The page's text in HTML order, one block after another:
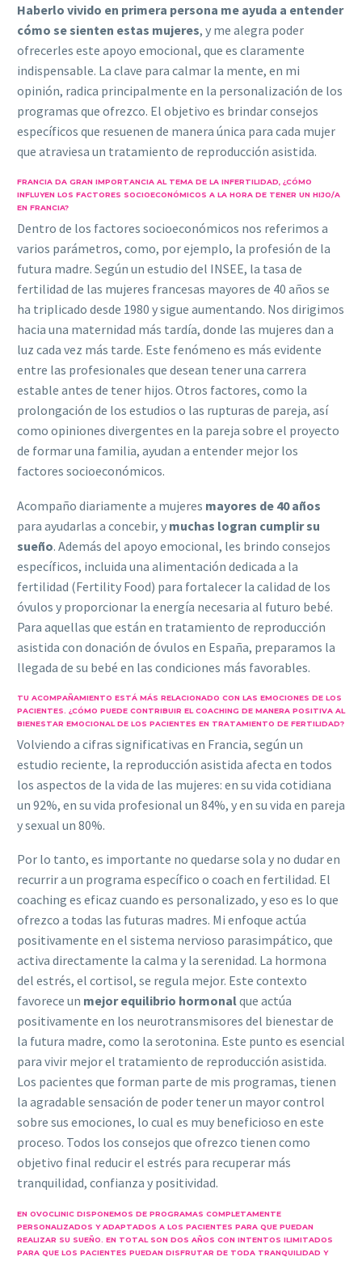
Haberlo vivido en primera persona me ayuda a entender
cómo se sienten estas mujeres, y me alegra poder
ofrecerles este apoyo emocional, que es claramente
indispensable. La clave para calmar la mente, en mi
opinión, radica principalmente en la personalización de los
programas que ofrezco. El objetivo es brindar consejos
específicos que resuenen de manera única para cada mujer
que atraviesa un tratamiento de reproducción asistida.
FRANCIA DA GRAN IMPORTANCIA AL TEMA DE LA INFERTILIDAD, ¿CÓMO
INFLUYEN LOS FACTORES SOCIOECONÓMICOS A LA HORA DE TENER UN HIJO/A
EN FRANCIA?
Dentro de los factores socioeconómicos nos referimos a
varios parámetros, como, por ejemplo, la profesión de la
futura madre. Según un estudio del INSEE, la tasa de
fertilidad de las mujeres francesas mayores de 40 años se
ha triplicado desde 1980 y sigue aumentando. Nos dirigimos
hacia una maternidad más tardía, donde las mujeres dan a
luz cada vez más tarde. Este fenómeno es más evidente
entre las profesionales que desean tener una carrera
estable antes de tener hijos. Otros factores, como la
prolongación de los estudios o las rupturas de pareja, así
como opiniones divergentes en la pareja sobre el proyecto
de formar una familia, ayudan a entender mejor los
factores socioeconómicos.
Acompaño diariamente a mujeres mayores de 40 años
para ayudarlas a concebir, y muchas logran cumplir su
sueño. Además del apoyo emocional, les brindo consejos
específicos, incluida una alimentación dedicada a la
fertilidad (Fertility Food) para fortalecer la calidad de los
óvulos y proporcionar la energía necesaria al futuro bebé.
Para aquellas que están en tratamiento de reproducción
asistida con donación de óvulos en España, preparamos la
llegada de su bebé en las condiciones más favorables.
TU ACOMPAÑAMIENTO ESTÁ MÁS RELACIONADO CON LAS EMOCIONES DE LOS
PACIENTES. ¿CÓMO PUEDE CONTRIBUIR EL COACHING DE MANERA POSITIVA AL
BIENESTAR EMOCIONAL DE LOS PACIENTES EN TRATAMIENTO DE FERTILIDAD?
Volviendo a cifras significativas en Francia, según un
estudio reciente, la reproducción asistida afecta en todos
los aspectos de la vida de las mujeres: en su vida cotidiana
un 92%, en su vida profesional un 84%, y en su vida en pareja
y sexual un 80%.
Por lo tanto, es importante no quedarse sola y no dudar en
recurrir a un programa específico o coach en fertilidad. El
coaching es eficaz cuando es personalizado, y eso es lo que
ofrezco a todas las futuras madres. Mi enfoque actúa
positivamente en el sistema nervioso parasimpático, que
activa directamente la calma y la serenidad. La hormona
del estrés, el cortisol, se regula mejor. Este contexto
favorece un mejor equilibrio hormonalque actúa
positivamente en los neurotransmisores del bienestar de
la futura madre, como la serotonina. Este punto es esencial
para vivir mejor el tratamiento de reproducción asistida.
Los pacientes que forman parte de mis programas, tienen
la agradable sensación de poder tener un mayor control
sobre sus emociones, lo cual es muy beneficioso en este
proceso. Todos los consejos que ofrezco tienen como
objetivo final reducir el estrés para recuperar más
tranquilidad, confianza y positividad.
EN OVOCLINIC DISPONEMOS DE PROGRAMAS COMPLETAMENTE
PERSONALIZADOS Y ADAPTADOS A LOS PACIENTES PARA QUE PUEDAN
REALIZAR SU SUEÑO. EN TOTAL SON DOS AÑOS CON INTENTOS ILIMITADOS
PARA QUE LOS PACIENTES PUEDAN DISFRUTAR DE TODA TRANQUILIDAD Y